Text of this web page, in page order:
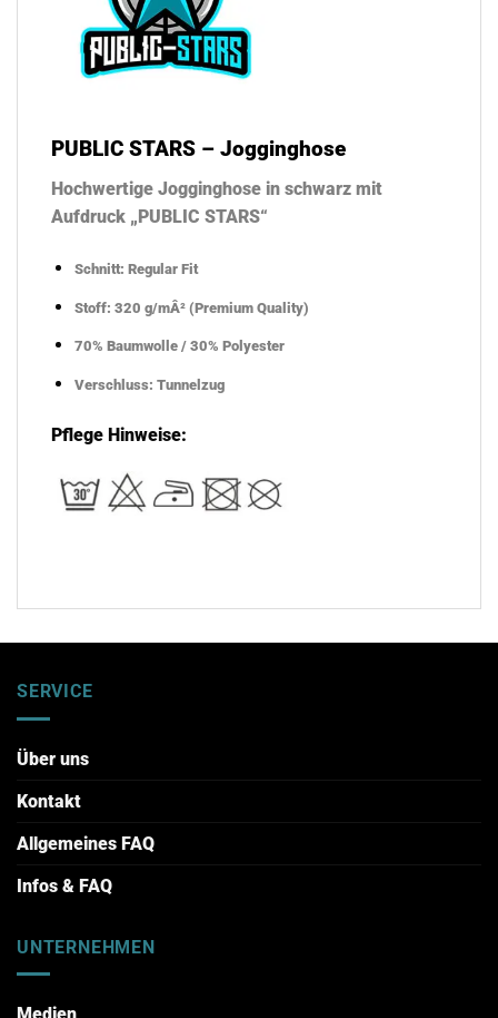
PUBLIC STARS – Jogginghose
Hochwertige Jogginghose in schwarz mit
Aufdruck „PUBLIC STARS“
Schnitt: Regular Fit
Stoff: 320 g/mÂ²(Premium Quality)
70% Baumwolle / 30% Polyester
Verschluss: Tunnelzug
Pflege Hinweise:
SERVICE
Über uns
Kontakt
Allgemeines FAQ
Infos & FAQ
UNTERNEHMEN